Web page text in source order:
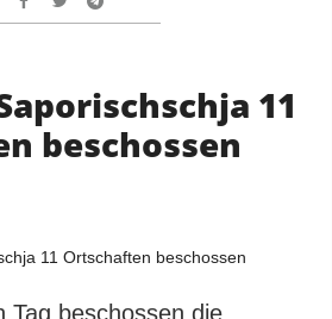
11
beschossen
Tag beschossen die